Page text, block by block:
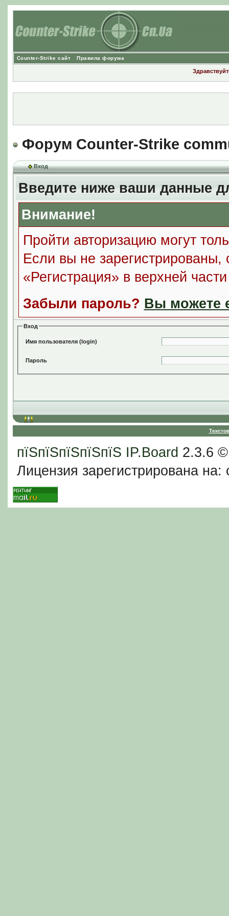
Counter-Strike сайт Правила форума
Форум Counter-Strike
Вход
Введите ниже ваши данные
Внимание!
Пройти авторизацию могут
Если вы не зарегистрированы,
«Регистрация» в верхней
Забыли пароль? Вы можете
Вход
Имя пользователя (login)
Пароль
пїЅпїЅпїЅпїЅпїЅ IP.Board 2.3.6
Лицензия зарегистрирована